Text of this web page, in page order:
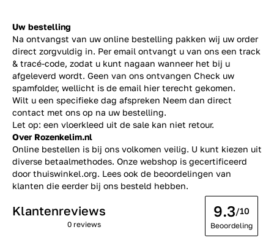
Uw bestelling
Na ontvangst van uw online bestelling pakken wij uw order
direct zorgvuldig in. Per email ontvangt u van ons een track
& tracé-code, zodat u kunt nagaan wanneer het bij u
afgeleverd wordt. Geen van ons ontvangen Check uw
spamfolder, wellicht is de email hier terecht gekomen.
Wilt u een specifieke dag afspreken Neem dan direct
contact met ons op na uw bestelling.
Let op: een vloerkleed uit de sale kan niet retour.
Over Rozenkelim.nl
Online bestellen is bij ons volkomen veilig. U kunt kiezen uit
diverse betaalmethodes. Onze webshop is gecertificeerd
door thuiswinkel.org. Lees ook de beoordelingen van
klanten die eerder bij ons besteld hebben.
Klantenreviews
0 reviews
9.3/10
Beoordeling